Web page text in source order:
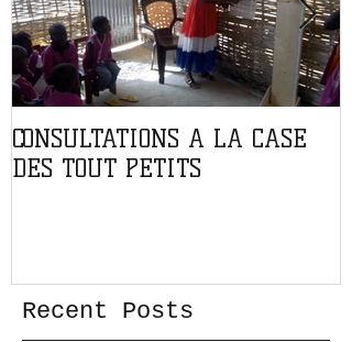
CONSULTATIONS A LA CASE
DES TOUT PETITS
Recent Posts